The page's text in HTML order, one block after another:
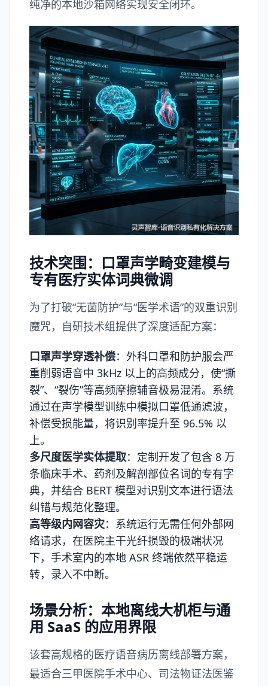
纯净的本地沙箱网络实现安全闭环。
技术突围：口罩声学畸变建模与
专有医疗实体词典微调
为了打破“无菌防护”与“医学术语”的双重识别
魔咒，自研技术组提供了深度适配方案：
口罩声学穿透补偿：外科口罩和防护服会严
重削弱语音中 3kHz 以上的高频成分，使“撕
裂”、“裂伤”等高频摩擦辅音极易混淆。系统
通过在声学模型训练中模拟口罩低通滤波，
补偿受损能量，将识别率提升至 96.5% 以
上。
多尺度医学实体提取：定制开发了包含 8 万
条临床手术、药剂及解剖部位名词的专有字
典，并结合 BERT 模型对识别文本进行语法
纠错与规范化整理。
高等级内网容灾：系统运行无需任何外部网
络请求，在医院主干光纤损毁的极端状况
下，手术室内的本地 ASR 终端依然平稳运
转，录入不中断。
场景分析：本地离线大机柜与通
用 SaaS 的应用界限
该套高规格的医疗语音病历离线部署方案，
最适合三甲医院手术中心、司法物证法医鉴